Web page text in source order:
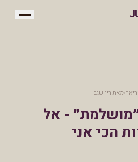
מאת ריי שגב
- אל
הכי אני